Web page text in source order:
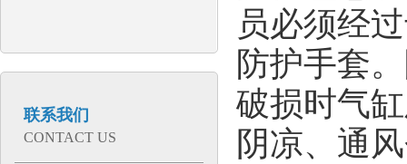
联系我们
CONTACT US
员必须经
防护手套
破损时气
阴凉、通